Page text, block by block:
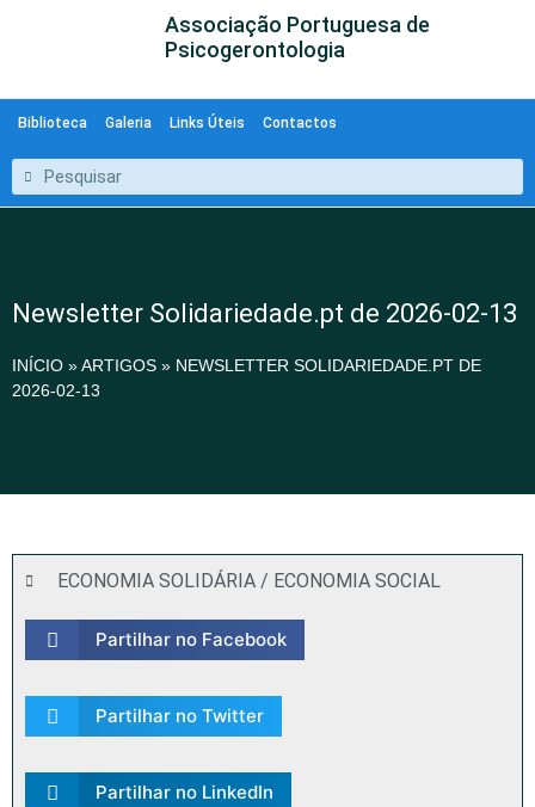
Associação Portuguesa de
Psicogerontologia
Biblioteca Galeria Links Úteis Contactos
Newsletter Solidariedade.pt de 2026-02-13
INÍCIO »ARTIGOS » NEWSLETTER SOLIDARIEDADE.PT DE
2026-02-13
ECONOMIA SOLIDÁRIA / ECONOMIA SOCIAL
Partilhar no Facebook
Partilhar no Twitter
Partilhar no LinkedIn